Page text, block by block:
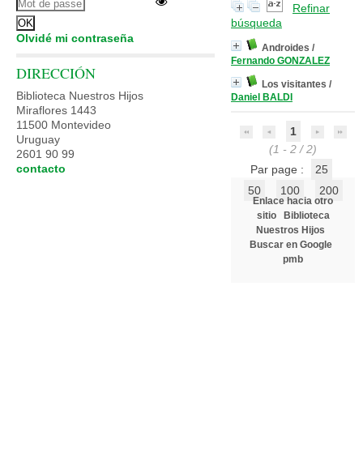
Refinar
búsqueda
Androides /
Fernando GONZALEZ
Los visitantes /
Daniel BALDI
1
(1 - 2 / 2)
Par page :
25
50
100 200
Enlace hacia otro
sitio
Biblioteca
Nuestros Hijos
Buscar en Google
pmb
Olvidé mi contraseña
DIRECCIÓN
Biblioteca Nuestros Hijos
Miraflores 1443
11500 Montevideo
Uruguay
2601 90 99
contacto